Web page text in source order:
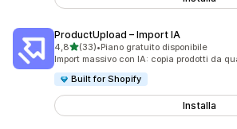
ProductUpload – Import IA
4,8stelle su 5
(33)
33 recensioni totali
•Piano gratuito disponibile
Import massivo con IA: copia prodotti da
Built for Shopify
Installa